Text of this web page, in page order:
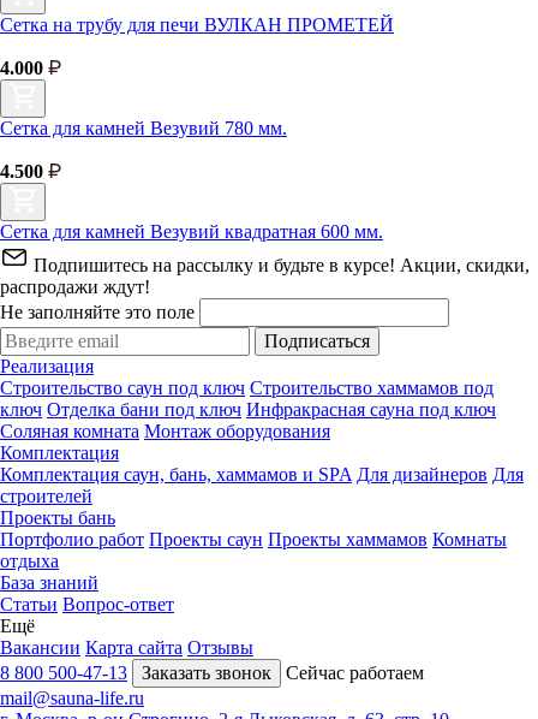
Сетка на трубу для печи ВУЛКАН ПРОМЕТЕЙ
4.000
Сетка для камней Везувий 780 мм.
4.500
Сетка для камней Везувий квадратная 600 мм.
Подпишитесь на рассылку и будьте в курсе! Акции, скидки,
распродажи ждут!
Не заполняйте это поле
Подписаться
Реализация
Строительство саун под ключ Строительство хаммамов под
ключ Отделка бани под ключ Инфракрасная сауна под ключ
Соляная комната Монтаж оборудования
Комплектация
Комплектация саун, бань, хаммамов и SPA Для дизайнеров Для
строителей
Проекты бань
Портфолио работ Проекты саун Проекты хаммамов Комнаты
отдыха
База знаний
Статьи Вопрос-ответ
Ещё
Вакансии Карта сайта Отзывы
8 800 500-47-13
Заказать звонок
Сейчас работаем
mail@sauna-life.ru